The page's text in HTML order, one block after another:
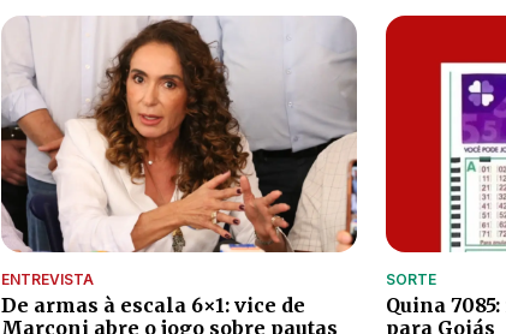
ENTREVISTA
De armas à escala 6×1: vice de
Marconi abre o jogo sobre pautas
SORTE
Quina
para Goiás